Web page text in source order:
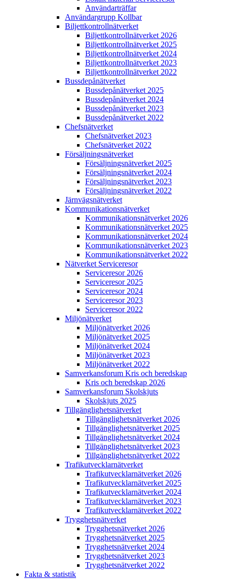
Användarträffar
Användargrupp Kollbar
Biljettkontroll­nätverket
Biljettkontroll­nätverket 2026
Biljettkontroll­nätverket 2025
Biljettkontroll­nätverket 2024
Biljettkontroll­nätverket 2023
Biljettkontroll­nätverket 2022
Bussdepå­nätverket
Bussdepå­nätverket 2025
Bussdepå­nätverket 2024
Bussdepå­nätverket 2023
Bussdepå­nätverket 2022
Chefs­nätverket
Chefs­nätverket 2023
Chefs­nätverket 2022
Försäljnings­nätverket
Försäljnings­nätverket 2025
Försäljnings­nätverket 2024
Försäljnings­nätverket 2023
Försäljnings­nätverket 2022
Järnvägs­nätverket
Kommunikations­nätverket
Kommunikations­nätverket 2026
Kommunikations­nätverket 2025
Kommunikations­nätverket 2024
Kommunikations­nätverket 2023
Kommunikations­nätverket 2022
Nätverket Serviceresor
Serviceresor 2026
Serviceresor 2025
Serviceresor 2024
Serviceresor 2023
Serviceresor 2022
Miljö­nätverket
Miljö­nätverket 2026
Miljö­nätverket 2025
Miljö­nätverket 2024
Miljö­nätverket 2023
Miljö­nätverket 2022
Samverkans­forum Kris och beredskap
Kris och beredskap 2026
Samverkans­forum Skolskjuts
Skolskjuts 2025
Tillgänglighets­nätverket
Tillgänglighets­nätverket 2026
Tillgänglighets­nätverket 2025
Tillgänglighets­nätverket 2024
Tillgänglighets­nätverket 2023
Tillgänglighets­nätverket 2022
Trafikutvecklar­nätverket
Trafikutvecklar­nätverket 2026
Trafikutvecklar­nätverket 2025
Trafikutvecklar­nätverket 2024
Trafikutvecklar­nätverket 2023
Trafikutvecklar­nätverket 2022
Trygghets­nätverket
Trygghets­nätverket 2026
Trygghets­nätverket 2025
Trygghets­nätverket 2024
Trygghets­nätverket 2023
Trygghets­nätverket 2022
Fakta & statistik